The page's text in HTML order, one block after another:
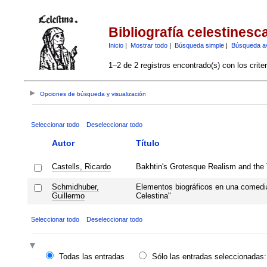
Bibliografía
Inicio| Mostrar todo| Búsqueda simple| Búsqueda
1–2 de 2 registros encontrado(s) con los
Opciones de búsqueda y visualización
Seleccionar todo Deseleccionar todo
Autor Título
Castells, Ricardo Bakhtin's Grotesque Realism and
Schmidhuber,
Guillermo
Elementos biográficos en una
Celestina"
Seleccionar todo Deseleccionar todo
Todas las entradas
Sólo las entradas seleccionadas: